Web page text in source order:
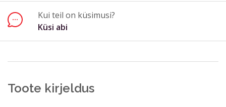
Kui teil on küsimusi?
Küsi abi
Sulge vorm
Saada
Toote kirjeldus